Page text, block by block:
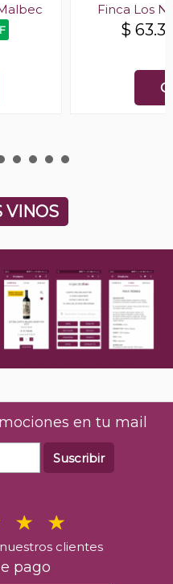
Finca Los
$
VINOS
en tu mail
Suscribir
clientes
pago